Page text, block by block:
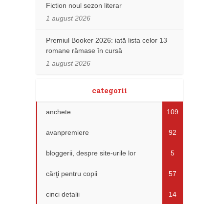
Fiction noul sezon literar
1 august 2026
Premiul Booker 2026: iată lista celor 13
romane rămase în cursă
1 august 2026
categorii
anchete 109
avanpremiere 92
bloggerii, despre site-urile lor 5
cărţi pentru copii 57
cinci detalii 14